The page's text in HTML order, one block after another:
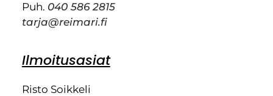
Puh. 040 586 2815
tarja@reimari.fi
Ilmoitusasiat
Risto Soikkeli